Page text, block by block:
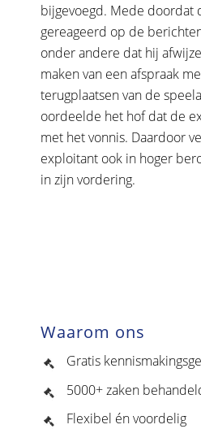
bijgevoegd. Mede doordat
gereageerd op de
onder andere dat hij
maken van een afspraak
terugplaatsen van de
oordeelde het hof dat de
met het vonnis. Daardoor
exploitant ook in hoger
in zijn vordering.
Waarom ons
Gratis
5000+ zaken
Flexibel én voordelig